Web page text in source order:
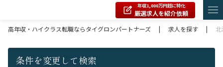
年収1,000万円超に特化
厳選求人を紹介依頼
高年収・ハイクラス転職ならタイグロンパートナーズ
| 求人を探す |
条件を変更して検索